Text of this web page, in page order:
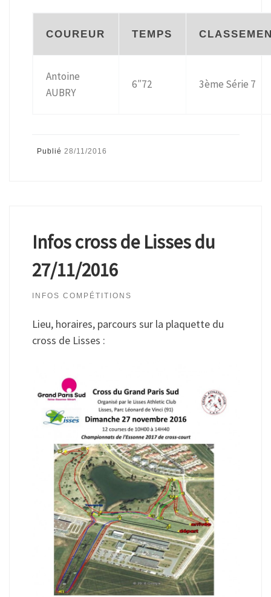
COUREUR TEMPS
Antoine
AUBRY
6″72 3ème Série 7
Publié 28/11/2016
Infos cross de Lisses du
27/11/2016
INFOS COMPÉTITIONS
Lieu, horaires, parcours sur la plaquette du
cross de Lisses :